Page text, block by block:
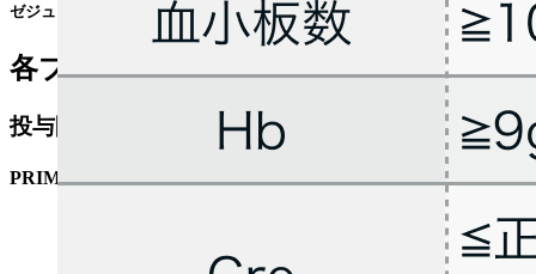
ゼジューラ®電子添文 (2023年2月改訂 第3版)より作図､引用
各プロトコル
投与開始基準
PRIMA試験²⁾のプロトコル例